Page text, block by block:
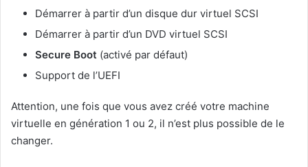
Démarrer à partir d’un disque dur virtuel SCSI
Démarrer à partir d’un DVD virtuel SCSI
Secure Boot (activé par défaut)
Support de l’UEFI
Attention, une fois que vous avez créé votre machine
virtuelle en génération 1 ou 2, il n’est plus possible de le
changer.